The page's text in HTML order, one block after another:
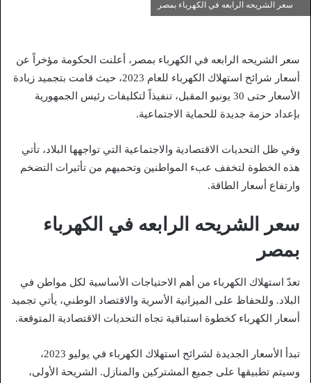
سعر الشريحه الرابعه في الكهرباء بمصر
سعر الشريحه الرابعه في الكهرباء بمصر، أعلنت الحكومة مؤخراً عن
أسعار شرائح استهلاك الكهرباء للعام 2023، حيث قامت بتجميد زيادة
الأسعار حتى 30 يونيو المقبل، تنفيذاً لتكليفات رئيس الجمهورية
بإعداد حزمة جديدة للحماية الاجتماعية.
وفي ظل التحديات الاقتصادية والاجتماعية التي تواجهها البلاد، تأتي
هذه الخطوة لتخفف عبء المواطنين وتحميهم من تأثيرات التضخم
وارتفاع أسعار الطاقة.
سعر الشريحه الرابعه في الكهرباء
بمصر
تعدّ استهلاك الكهرباء من أهم الاحتياجات الأساسية لكل مواطن في
البلاد. وللحفاظ على الميزانية الأسرية والاقتصاد الوطني، يأتي تجميد
أسعار الكهرباء كخطوة استباقية تجاه التحديات الاقتصادية المتوقعة.
تبدأ الأسعار الجديدة لشرائح استهلاك الكهرباء في يوليو 2023،
وسيتم تطبيقها على جميع المشتركين والمنازل. الشريحة الأولى،